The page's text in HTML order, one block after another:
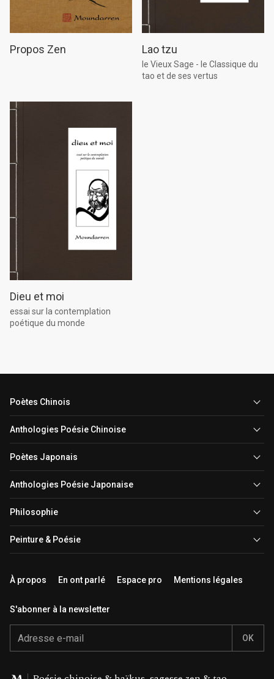
Propos Zen Lao tzu
le Vieux Sage - le Classique du
tao et de ses vertus
Dieu et moi
essai sur la contemplation
poétique du monde
Poètes Chinois
Anthologies Poésie Chinoise
Poètes Japonais
Anthologies Poésie Japonaise
Philosophie
Peinture & Poésie
S'abonner à la newsletter
À propos En ont parlé Espace pro Mentions légales
Éditions Moundarren